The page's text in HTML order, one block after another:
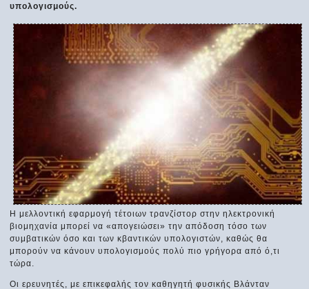
υπολογισμούς.
Η μελλοντική εφαρμογή τέτοιων τρανζίστορ στην ηλεκτρονική
βιομηχανία μπορεί να «απογειώσει» την απόδοση τόσο των
συμβατικών όσο και των κβαντικών υπολογιστών, καθώς θα
μπορούν να κάνουν υπολογισμούς πολύ πιο γρήγορα από ό,τι
τώρα.
Οι ερευνητές, με επικεφαλής τον καθηγητή φυσικής Βλάνταν